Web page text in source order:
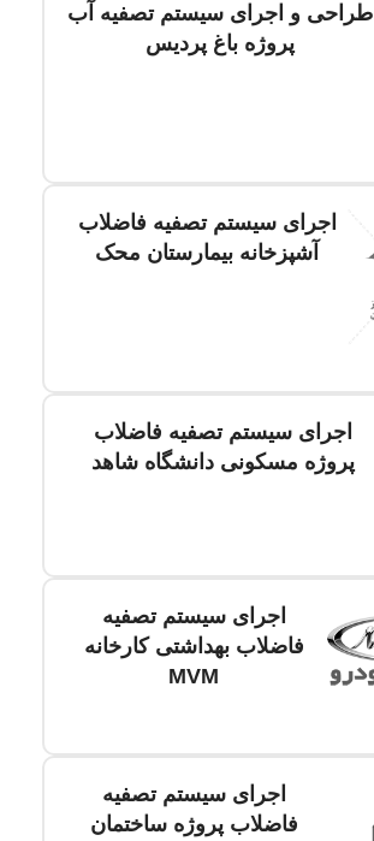
طراحی و اجرای سیستم تصفیه آب
پروژه باغ پردیس
اجرای سیستم تصفیه فاضلاب
آشپزخانه بیمارستان محک
اجرای سیستم تصفیه فاضلاب
پروژه مسکونی دانشگاه شاهد
اجرای سیستم تصفیه
فاضلاب بهداشتی کارخانه
MVM
اجرای سیستم تصفیه
فاضلاب پروژه ساختمان